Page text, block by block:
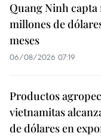
Quang Ninh capta
millones de
meses
06/08/2026 07:19
Productos
vietnamitas
de dólares en